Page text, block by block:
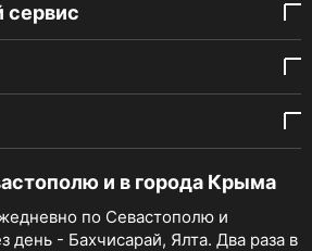
сервис
и в города Крыма
по Севастополю и
- Бахчисарай, Ялта. Два раза в